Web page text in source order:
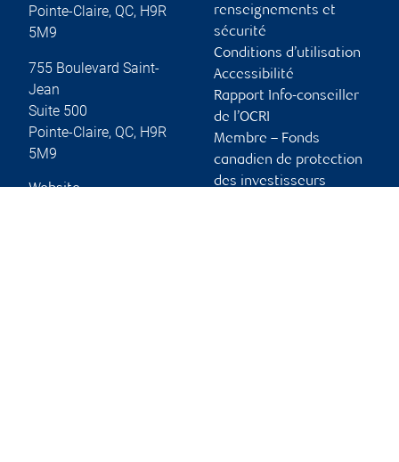
Pointe-Claire, QC, H9R
5M9
755 Boulevard Saint-
Jean
Suite 500
Pointe-Claire, QC, H9R
5M9
Website
renseignements et
sécurité
Conditions d’utilisation
Accessibilité
Rapport Info-conseiller
de l’OCRI
Membre – Fonds
canadien de protection
des investisseurs